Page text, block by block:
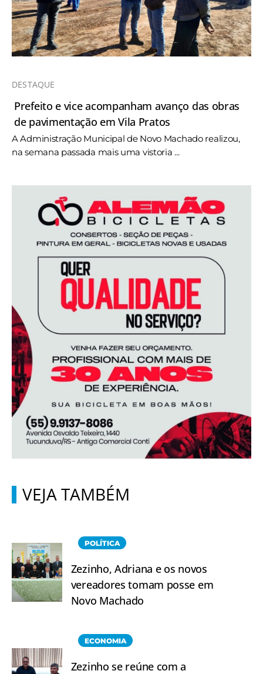
DESTAQUE
Prefeito e vice acompanham avanço das obras
de pavimentação em Vila Pratos
A Administração Municipal de Novo Machado realizou,
na semana passada mais uma vistoria ...
VEJA TAMBÉM
POLÍTICA
Zezinho, Adriana e os novos
vereadores tomam posse em
Novo Machado
ECONOMIA
Zezinho se reúne com a